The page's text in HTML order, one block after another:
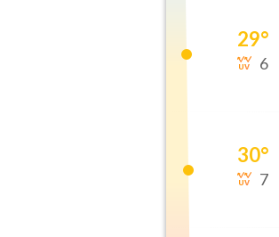
29°
6
30°
7